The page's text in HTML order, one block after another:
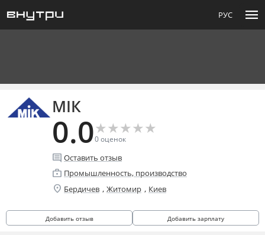
РУС menu
МІК
0.0★
★★
★★
★★
★★
★
0оценок
comment Оставить отзыв
enterprise Промышленность, производство
location_on Бердичев , Житомир , Киев
Добавить отзыв Добавить зарплату